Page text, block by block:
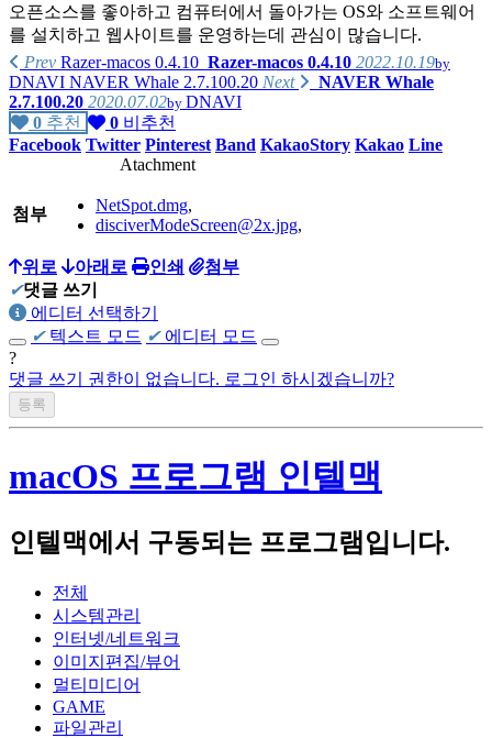
오픈소스를 좋아하고 컴퓨터에서 돌아가는 OS와 소프트웨어
를 설치하고 웹사이트를 운영하는데 관심이 많습니다.
가지고 있는 제품리스트
PC :
AMD Radeon R290),
S3, NVIDIA GT8600),
Apple iMac 2009 late(Intel E7600)
Apple MacMini 2018(Intel i5-8500B, A1993)
homebuilt computer(AMD Ryzen 5700x3d, Asrock B450 Steel
Legend, Intel A770)
Firebat S1(Intel N100)
Notebook :
Acer Swift 14 AI 2024(Qualcomm SnapDragon X Plus X1P4200)
Apple Macbook Air 2022 (M2, A2681)
Lenovo LEGION 5 Pro 16ACH R7 STORM (AMD R7-5800H,
NVIDIA RTX3060 laptop)
Lenovo Thinkpad T420s(Intel i5-2540M)
Prev Razer-macos 0.4.10 Razer-macos 0.4.10 2022.10.19by
DNAVI NAVER Whale 2.7.100.20 Next
NAVER Whale
2.7.100.20 2020.07.02by DNAVI
0 추천 0 비추천
Facebook Twitter Pinterest Band KakaoStory Kakao Line
Atachment
첨부 NetSpot.dmg,
disciverModeScreen@2x.jpg,
위로 아래로 인쇄
첨부
✔댓글 쓰기
에디터 선택하기
✔ 텍스트 모드 ✔ 에디터 모드
?
댓글 쓰기 권한이 없습니다. 로그인 하시겠습니까?
macOS 프로그램 인텔맥
인텔맥에서 구동되는 프로그램입니다.
전체
시스템관리
인터넷/네트워크
이미지편집/뷰어
멀티미디어
GAME
파일관리